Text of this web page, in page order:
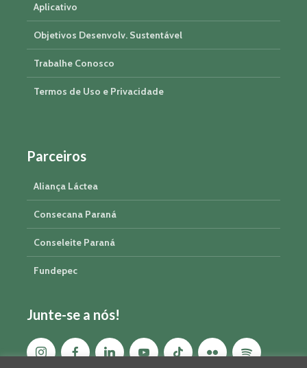
Aplicativo
Objetivos Desenvolv. Sustentável
Trabalhe Conosco
Termos de Uso e Privacidade
Parceiros
Aliança Láctea
Consecana Paraná
Conseleite Paraná
Fundepec
Junte-se a nós!